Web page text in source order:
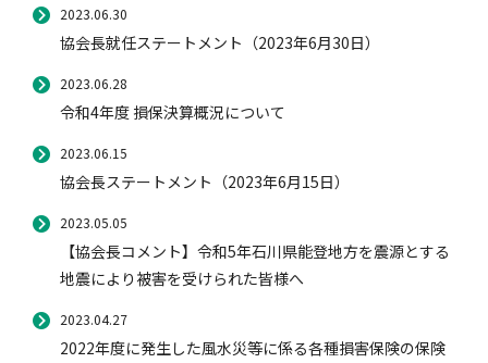
2023.06.30
協会長就任ステートメント（2023年6月30日）
2023.06.28
令和4年度 損保決算概況について
2023.06.15
協会長ステートメント（2023年6月15日）
2023.05.05
【協会長コメント】令和5年石川県能登地方を震源とする
地震により被害を受けられた皆様へ
2023.04.27
2022年度に発生した風水災等に係る各種損害保険の保険